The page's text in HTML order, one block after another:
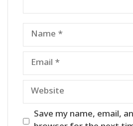
Name
Email
Website
Save my name, email,